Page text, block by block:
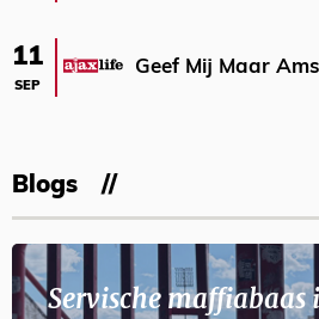
11
SEP
Geef Mij Maar
Blogs
Servische